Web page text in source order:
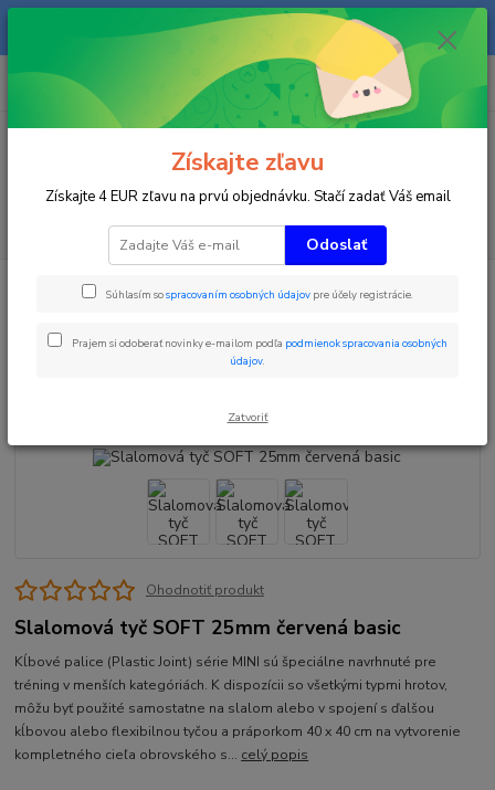
Na našom eshope sa priebežne pracuje a tovar sa priebežne dopĺňa. radi
Vás obslúžime i telefonicky na +421 911 906 066.
+421903906066
(Po-Pia, 9-16 hod.)
Zimné športy
Slalomová tyč SOFT 25mm
Ohodnotiť produkt
Slalomová tyč SOFT 25mm červená basic
Kĺbové palice (Plastic Joint) série MINI sú špeciálne navrhnuté pre
tréning v menších kategóriách. K dispozícii so všetkými typmi hrotov,
môžu byť použité samostatne na slalom alebo v spojení s ďalšou
kĺbovou alebo flexibilnou tyčou a práporkom 40 x 40 cm na vytvorenie
kompletného cieľa obrovského s... celý popis
Získajte zľavu
Získajte 4 EUR zľavu na prvú objednávku. Stačí zadať Váš email
Odoslať
Súhlasím sospracovaním osobných údajov pre účely registrácie.
Prajem si odoberať novinky e-mailom podľa podmienok spracovania osobných
údajov
Zatvoriť